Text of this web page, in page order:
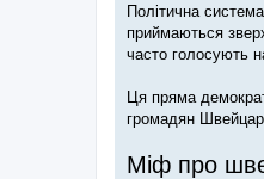
Політична
приймаються
часто голосують
Ця пряма
громадян
Міф про